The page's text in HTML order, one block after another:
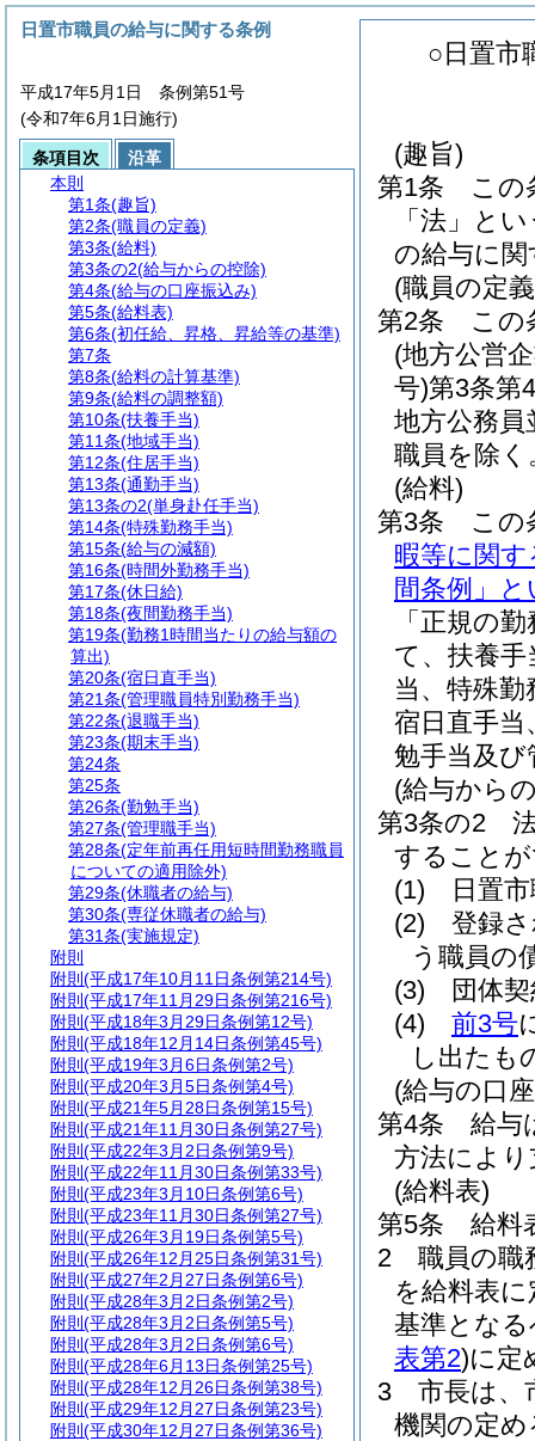
○日置市
(趣旨)
第1条
この
「法」と
の給与に
(職員の定
第2条
この
(地方公営
号)第3条第
地方公務員
職員を除く
(給料)
第3条
この
暇等に関す
間条例」
「正規の
て、扶養手
当、特殊
宿日直手当
勉手当及
(給与から
第3条の2
すること
(1)
日置
(2)
登録
う職員の
(3)
団体
(4)
前3号
し出たも
(給与の口
第4条
給与
方法によ
(給料表)
第5条
給料
2
職員の職
を給料表
基準とな
表第2)に定
3
市長は、
機関の定
日置市職員の給与に関する条例
平成17年5月1日 条例第51号
(令和7年6月1日施行)
条項目次
沿革
本則
第1条(趣旨)
第2条(職員の定義)
第3条(給料)
第3条の2(給与からの控除)
第4条(給与の口座振込み)
第5条(給料表)
第6条(初任給、昇格、昇給等の基準)
第7条
第8条(給料の計算基準)
第9条(給料の調整額)
第10条(扶養手当)
第11条(地域手当)
第12条(住居手当)
第13条(通勤手当)
第13条の2(単身赴任手当)
第14条(特殊勤務手当)
第15条(給与の減額)
第16条(時間外勤務手当)
第17条(休日給)
第18条(夜間勤務手当)
第19条(勤務1時間当たりの給与額の
算出)
第20条(宿日直手当)
第21条(管理職員特別勤務手当)
第22条(退職手当)
第23条(期末手当)
第24条
第25条
第26条(勤勉手当)
第27条(管理職手当)
第28条(定年前再任用短時間勤務職員
についての適用除外)
第29条(休職者の給与)
第30条(専従休職者の給与)
第31条(実施規定)
附則
附則 (平成17年10月11日条例第214号)
附則 (平成17年11月29日条例第216号)
附則 (平成18年3月29日条例第12号)
附則 (平成18年12月14日条例第45号)
附則 (平成19年3月6日条例第2号)
附則 (平成20年3月5日条例第4号)
附則 (平成21年5月28日条例第15号)
附則 (平成21年11月30日条例第27号)
附則 (平成22年3月2日条例第9号)
附則 (平成22年11月30日条例第33号)
附則 (平成23年3月10日条例第6号)
附則 (平成23年11月30日条例第27号)
附則 (平成26年3月19日条例第5号)
附則 (平成26年12月25日条例第31号)
附則 (平成27年2月27日条例第6号)
附則 (平成28年3月2日条例第2号)
附則 (平成28年3月2日条例第5号)
附則 (平成28年3月2日条例第6号)
附則 (平成28年6月13日条例第25号)
附則 (平成28年12月26日条例第38号)
附則 (平成29年12月27日条例第23号)
附則 (平成30年12月27日条例第36号)